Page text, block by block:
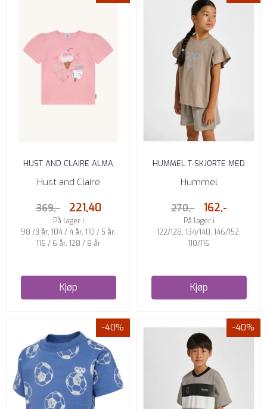
HUST AND CLAIRE ALMA
TSKJORTE SHELL
Hust and Claire
369,- 221,40
På lager i
98 /3 år, 104 / 4 år, 110 / 5 år,
116 / 6 år, 128 / 8 år
Kjøp
HUMMEL T-SKJORTE MED
VOLANGER ROCK RIDGE
Hummel
270,- 162,-
På lager i
122/128, 134/140, 146/152,
110/116
Kjøp
-40% -40%